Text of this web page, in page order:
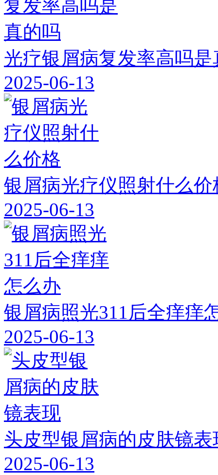
光疗银屑病复发率高吗是
2025-06-13
银屑病光疗仪照射什么价
2025-06-13
银屑病照光311后全痒痒
2025-06-13
头皮型银屑病的皮肤镜表
2025-06-13